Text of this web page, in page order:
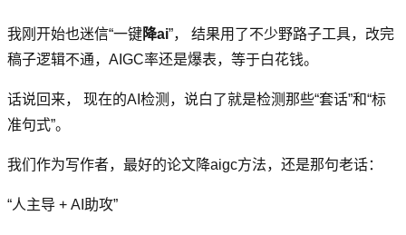
我刚开始也迷信“一键降ai”， 结果用了不少野路子工具，改完
稿子逻辑不通，AIGC率还是爆表，等于白花钱。
话说回来， 现在的AI检测，说白了就是检测那些“套话”和“标
准句式”。
我们作为写作者，最好的论文降aigc方法，还是那句老话：
“人主导 + AI助攻”